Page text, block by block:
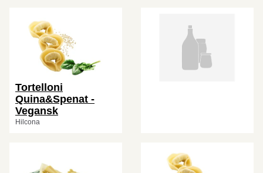
Tortelloni
Quina&Spenat -
Vegansk
Hilcona